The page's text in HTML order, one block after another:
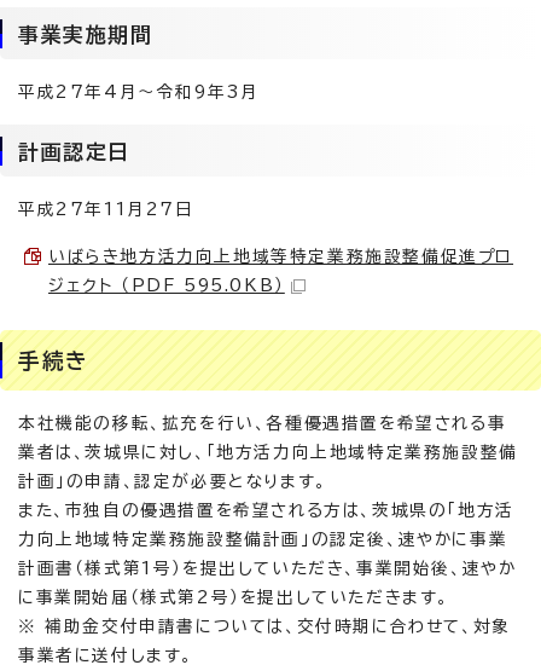
事業実施期間
平成27年4月～令和9年3月
計画認定日
平成27年11月27日
いばらき地方活力向上地域等特定業務施設整備促進プロ
ジェクト （PDF 595.0KB）
手続き
本社機能の移転、拡充を行い、各種優遇措置を希望される事
業者は、茨城県に対し、「地方活力向上地域特定業務施設整備
計画」の申請、認定が必要となります。
また、市独自の優遇措置を希望される方は、茨城県の「地方活
力向上地域特定業務施設整備計画」の認定後、速やかに事業
計画書（様式第1号）を提出していただき、事業開始後、速やか
に事業開始届（様式第2号）を提出していただきます。
※ 補助金交付申請書については、交付時期に合わせて、対象
事業者に送付します。